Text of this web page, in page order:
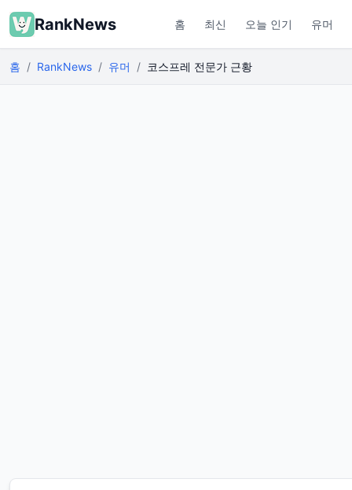
RankNews 홈 최신 오늘 인기 유머
홈 RankNews 유머 코스프레 전문가 근황